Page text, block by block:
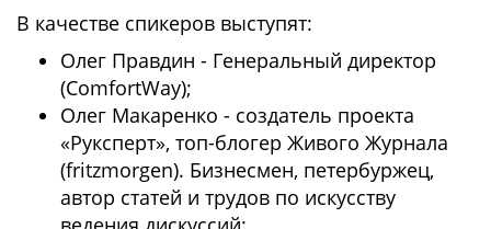
В качестве спикеров выступят:
Олег Правдин - Генеральный директор
(ComfortWay);
Олег Макаренко - создатель проекта
«Руксперт», топ-блогер Живого Журнала
(fritzmorgen). Бизнесмен, петербуржец,
автор статей и трудов по искусству